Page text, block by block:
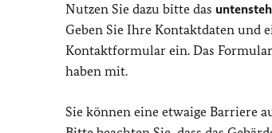
Nutzen Sie dazu bitte das
Geben Sie Ihre Kontaktdaten und
Kontaktformular ein. Das
haben mit.
Sie können eine etwaige Barriere